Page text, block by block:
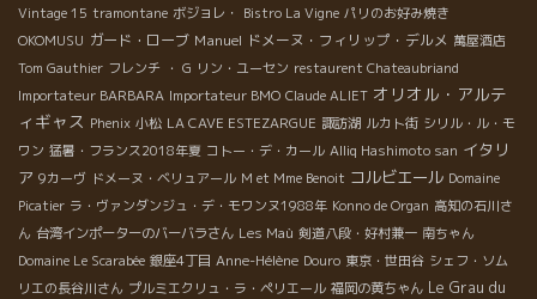
Vintage 15 tramontane ボジョレ・ Bistro La Vigne パリのお好み焼き
OKOMUSU ガード・ローブ Manuel ドメーヌ・フィリップ・デルメ 萬屋酒店
Tom Gauthier フレンチ ・ G リン・ユーセン restaurent Chateaubriand
Importateur BARBARA Importateur BMO Claude ALIET オリオル・アルテ
ィギャス Phenix 小松 LA CAVE ESTEZARGUE 諏訪湖 ルカト街 シリル・ル・モ
ワン 猛暑・フランス2018年夏 コトー・デ・カール Alliq Hashimoto san イタリ
ア 9カーヴ ドメーヌ・ベリュアール M et Mme Benoit コルビエール Domaine
Picatier ラ・ヴァンダンジュ・デ・モワンヌ1988年 Konno de Organ 高知の石川さ
ん 台湾インポーターのバーバラさん Les Maù 剣道八段・好村兼一 南ちゃん
Domaine Le Scarabée 銀座4丁目 Anne-Hélène Douro 東京・世田谷 シェフ・ソム
リエの長谷川さん プルミエクリュ・ラ・ペリエール 福岡の黄ちゃん Le Grau du